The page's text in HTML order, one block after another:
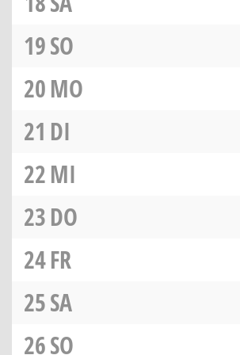
19SO
20MO
21 DI
22MI
23DO
24FR
25SA
26SO